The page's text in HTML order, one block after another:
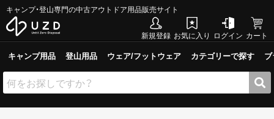
キャンプ・登山専門の中古アウトドア用品販売サイト
新規登録 お気に入り ログイン カート
キャンプ用品 登山用品 ウェア/フットウェア カテゴリーで探す